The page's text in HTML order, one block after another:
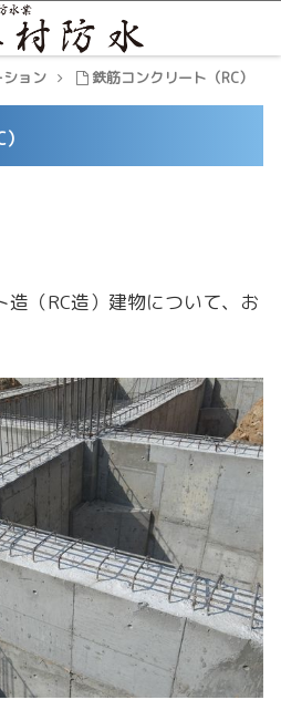
ョン 鉄筋コンクリート（RC）
（RC造）建物について、お